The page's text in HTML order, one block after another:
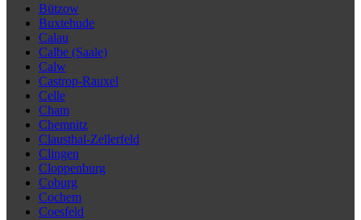
Bützow
Buxtehude
Calau
Calbe (Saale)
Calw
Castrop-Rauxel
Celle
Cham
Chemnitz
Clausthal-Zellerfeld
Clingen
Cloppenburg
Coburg
Cochem
Coesfeld